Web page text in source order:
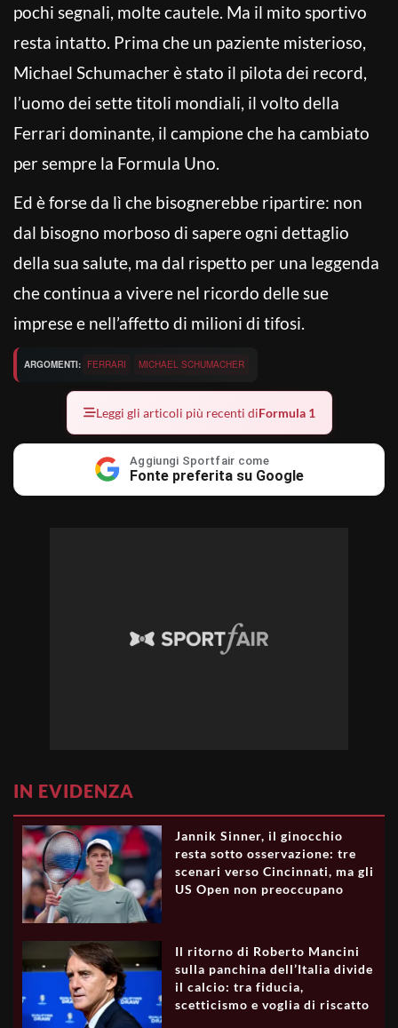
pochi segnali, molte cautele. Ma il mito sportivo
resta intatto. Prima che un paziente misterioso,
Michael Schumacher è stato il pilota dei record,
l’uomo dei sette titoli mondiali, il volto della
Ferrari dominante, il campione che ha cambiato
per sempre la Formula Uno.
Ed è forse da lì che bisognerebbe ripartire: non
dal bisogno morboso di sapere ogni dettaglio
della sua salute, ma dal rispetto per una leggenda
che continua a vivere nel ricordo delle sue
imprese e nell’affetto di milioni di tifosi.
ARGOMENTI: FERRARI MICHAEL SCHUMACHER
Leggi gli articoli più recenti diFormula 1
Aggiungi Sportfair come
Fonte preferita su Google
IN EVIDENZA
Jannik Sinner, il ginocchio
resta sotto osservazione: tre
scenari verso Cincinnati, ma gli
US Open non preoccupano
Il ritorno di Roberto Mancini
sulla panchina dell’Italia divide
il calcio: tra fiducia,
scetticismo e voglia di riscatto